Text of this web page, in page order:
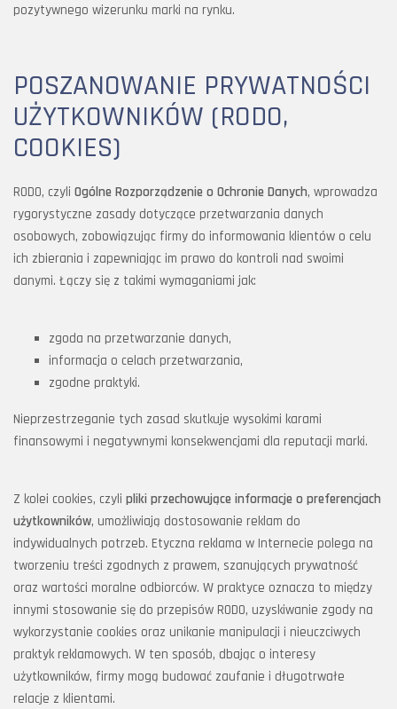
pozytywnego wizerunku marki na rynku.
POSZANOWANIE PRYWATNOŚCI
UŻYTKOWNIKÓW (RODO,
COOKIES)
RODO, czyli Ogólne Rozporządzenie o Ochronie Danych, wprowadza
rygorystyczne zasady dotyczące przetwarzania danych
osobowych, zobowiązując firmy do informowania klientów o celu
ich zbierania i zapewniając im prawo do kontroli nad swoimi
danymi. Łączy się z takimi wymaganiami jak:
zgoda na przetwarzanie danych,
informacja o celach przetwarzania,
zgodne praktyki.
Nieprzestrzeganie tych zasad skutkuje wysokimi karami
finansowymi i negatywnymi konsekwencjami dla reputacji marki.
Z kolei cookies, czyli pliki przechowujące informacje o preferencjach
użytkowników, umożliwiają dostosowanie reklam do
indywidualnych potrzeb. Etyczna reklama w Internecie polega na
tworzeniu treści zgodnych z prawem, szanujących prywatność
oraz wartości moralne odbiorców. W praktyce oznacza to między
innymi stosowanie się do przepisów RODO, uzyskiwanie zgody na
wykorzystanie cookies oraz unikanie manipulacji i nieuczciwych
praktyk reklamowych. W ten sposób, dbając o interesy
użytkowników, firmy mogą budować zaufanie i długotrwałe
relacje z klientami.